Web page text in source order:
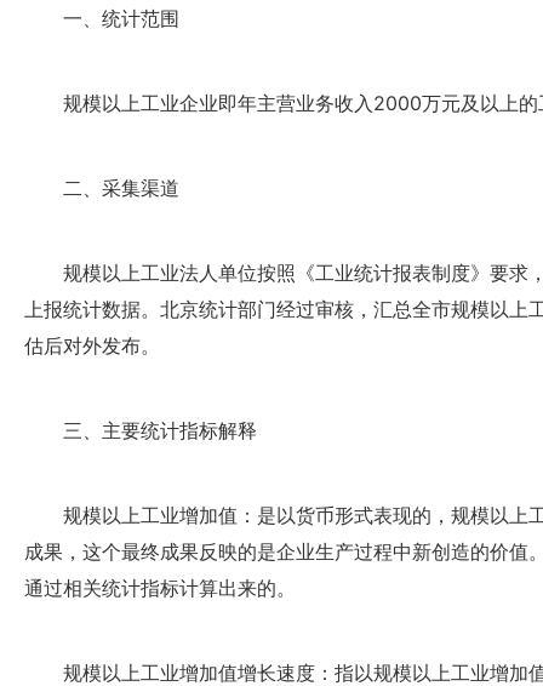
一、统计范围
规模以上工业企业即年主营业务收入2000万元及以上
二、采集渠道
规模以上工业法人单位按照《工业统计报表制度》要求
上报统计数据。北京统计部门经过审核，汇总全市规模以上
估后对外发布。
三、主要统计指标解释
规模以上工业增加值：是以货币形式表现的，规模以上
成果，这个最终成果反映的是企业生产过程中新创造的价值
通过相关统计指标计算出来的。
规模以上工业增加值增长速度：指以规模以上工业增加